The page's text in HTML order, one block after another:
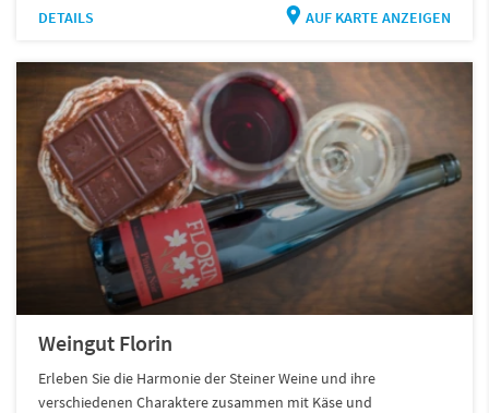
DETAILS AUF KARTE ANZEIGEN
Weingut Florin
Erleben Sie die Harmonie der Steiner Weine und ihre
verschiedenen Charaktere zusammen mit Käse und